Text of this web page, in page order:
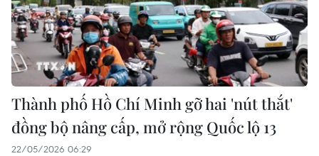
Thành phố Hồ Chí Minh gỡ hai 'nút thắt'
đồng bộ nâng cấp, mở rộng Quốc lộ 13
22/05/2026 06:29